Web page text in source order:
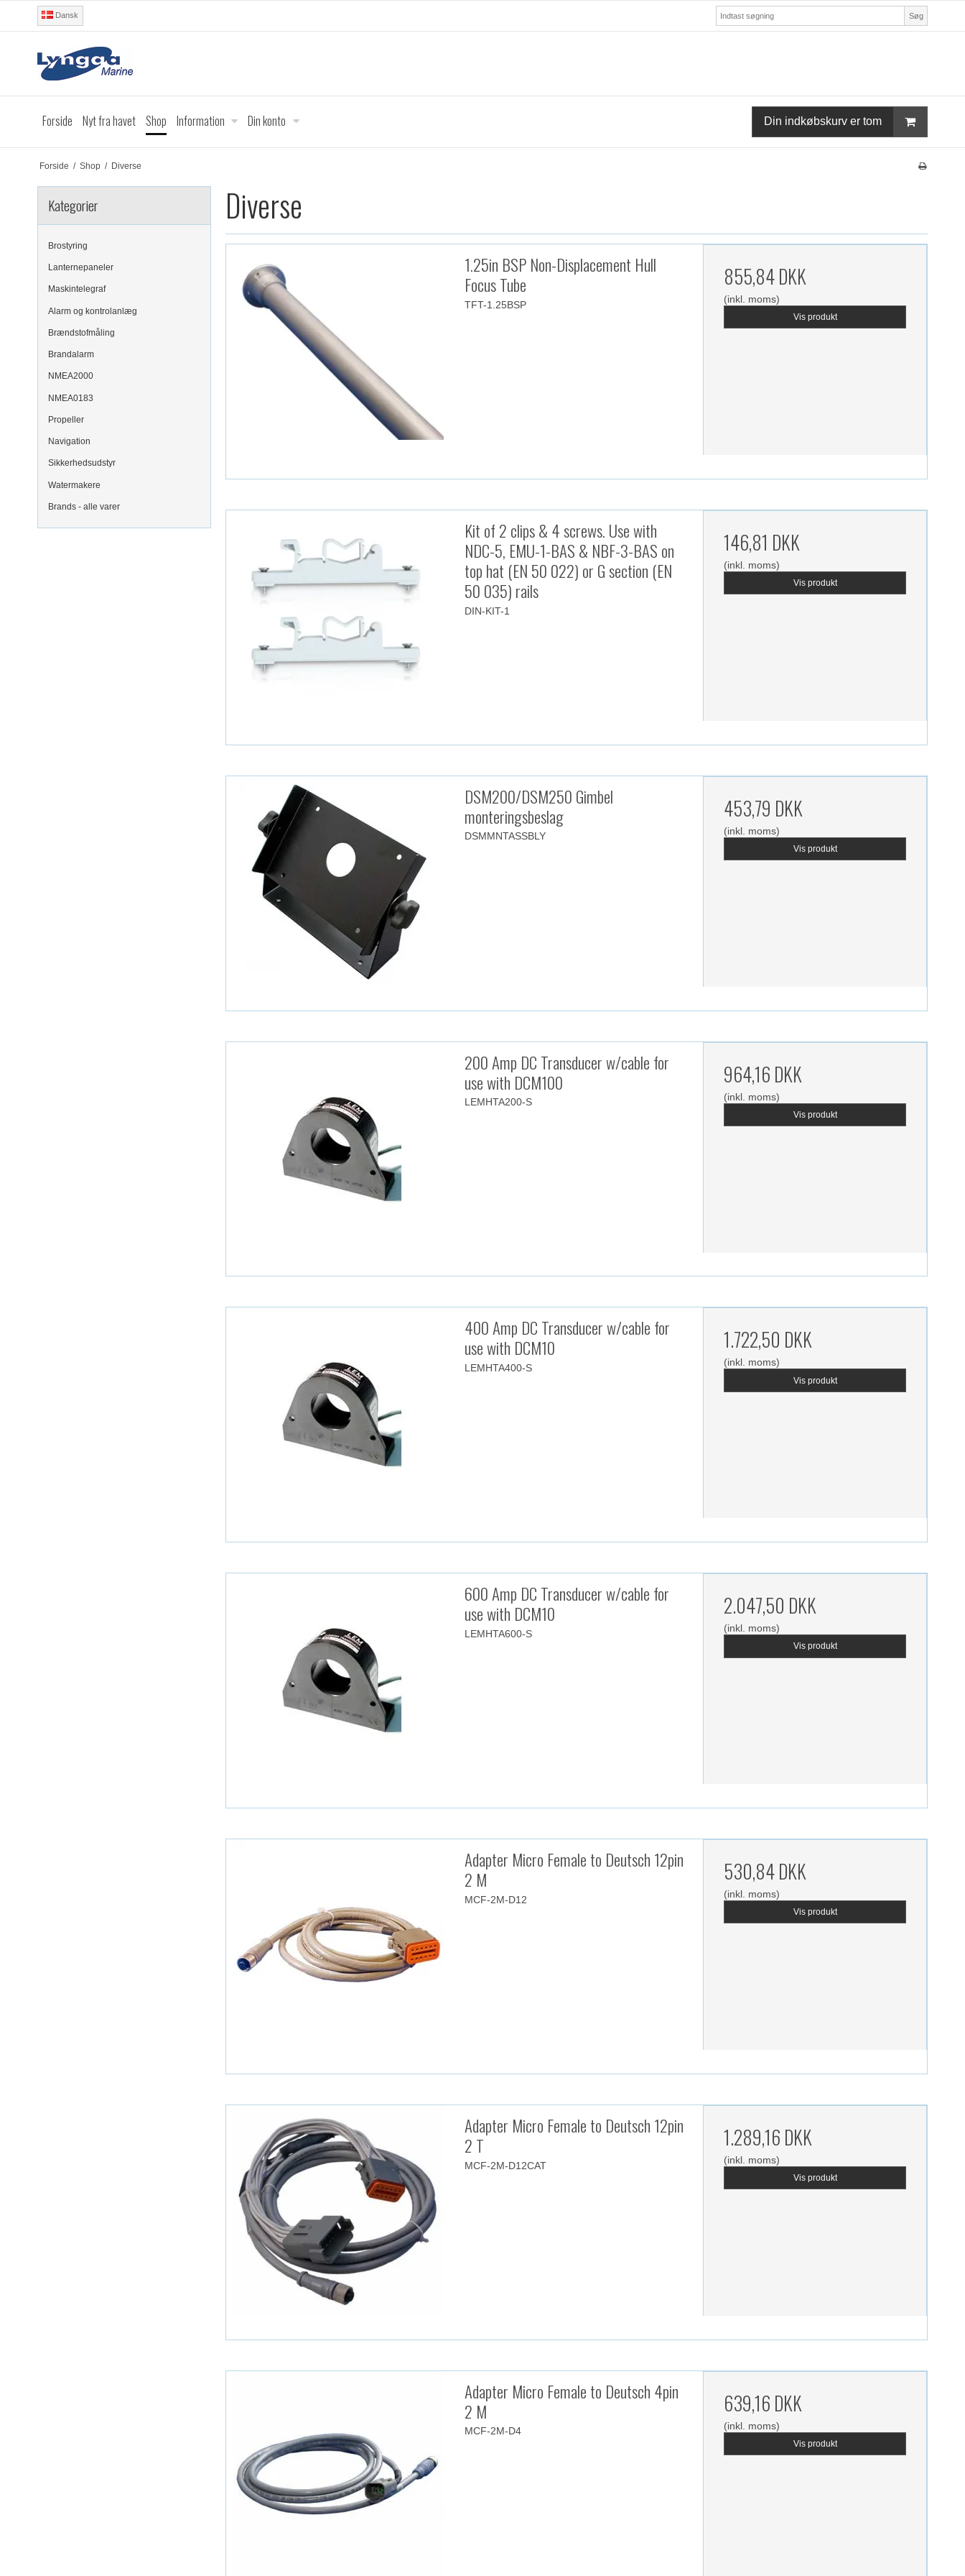
Dansk Søg
Forside Nyt fra havet Shop Information Din konto Din indkøbskurv er tom
Forside / Shop / Diverse
Kategorier
Brostyring
Lanternepaneler
Maskintelegraf
Alarm og kontrolanlæg
Brændstofmåling
Brandalarm
NMEA2000
NMEA0183
Propeller
Navigation
Sikkerhedsudstyr
Watermakere
Brands - alle varer
Diverse
1.25in BSP Non-Displacement Hull
Focus Tube
TFT-1.25BSP
855,84 DKK
(inkl. moms)
Vis produkt
Kit of 2 clips & 4 screws. Use with
NDC-5, EMU-1-BAS & NBF-3-BAS on
top hat (EN 50 022) or G section (EN
50 035) rails
DIN-KIT-1
146,81 DKK
(inkl. moms)
Vis produkt
DSM200/DSM250 Gimbel
monteringsbeslag
DSMMNTASSBLY
453,79 DKK
(inkl. moms)
Vis produkt
200 Amp DC Transducer w/cable for
use with DCM100
LEMHTA200-S
964,16 DKK
(inkl. moms)
Vis produkt
400 Amp DC Transducer w/cable for
use with DCM10
LEMHTA400-S
1.722,50 DKK
(inkl. moms)
Vis produkt
600 Amp DC Transducer w/cable for
use with DCM10
LEMHTA600-S
2.047,50 DKK
(inkl. moms)
Vis produkt
Adapter Micro Female to Deutsch 12pin
2 M
MCF-2M-D12
530,84 DKK
(inkl. moms)
Vis produkt
Adapter Micro Female to Deutsch 12pin
2 T
MCF-2M-D12CAT
1.289,16 DKK
(inkl. moms)
Vis produkt
Adapter Micro Female to Deutsch 4pin
2 M
MCF-2M-D4
639,16 DKK
(inkl. moms)
Vis produkt